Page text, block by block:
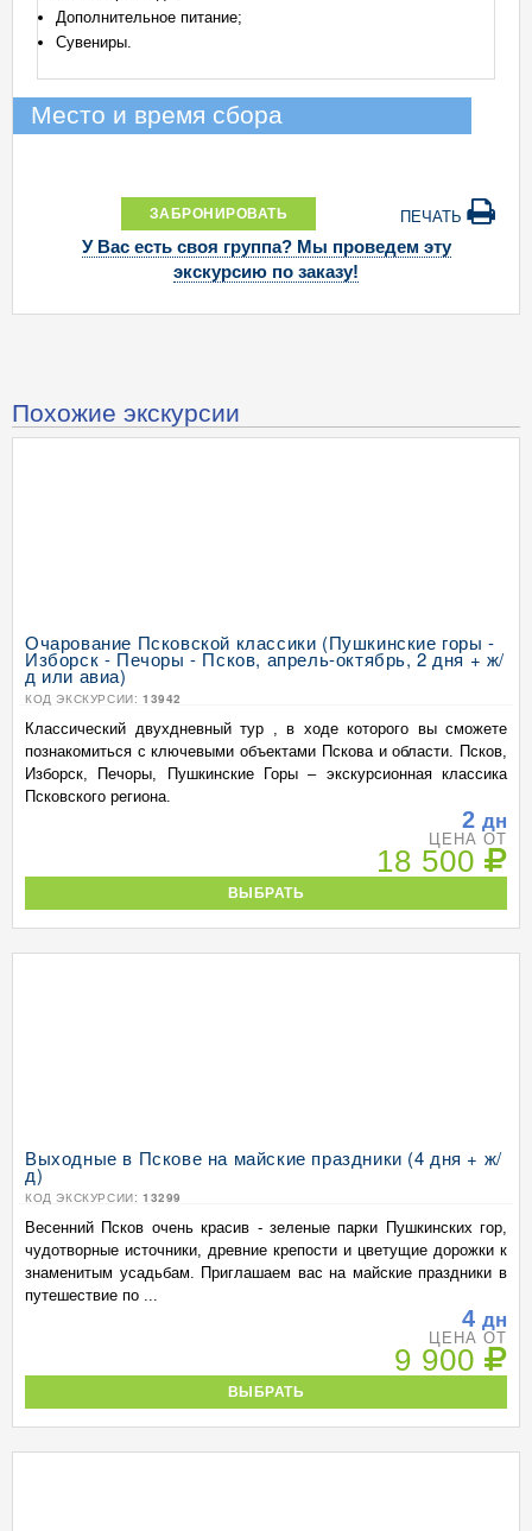
Дополнительное питание;
Сувениры.
Место и время сбора
ЗАБРОНИРОВАТЬ ПЕЧАТЬ
У Вас есть своя группа? Мы проведем эту
экскурсию по заказу!
Похожие экскурсии
Очарование Псковской классики (Пушкинские горы -
Изборск - Печоры - Псков, апрель-октябрь, 2 дня + ж/
д или авиа)
КОД ЭКСКУРСИИ: 13942
Классический двухдневный тур , в ходе которого вы сможете
познакомиться с ключевыми объектами Пскова и области. Псков,
Изборск, Печоры, Пушкинские Горы – экскурсионная классика
Псковского региона.
2 дн
ЦЕНА ОТ
18 500
ВЫБРАТЬ
Выходные в Пскове на майские праздники (4 дня + ж/
д)
КОД ЭКСКУРСИИ: 13299
Весенний Псков очень красив - зеленые парки Пушкинских гор,
чудотворные источники, древние крепости и цветущие дорожки к
знаменитым усадьбам. Приглашаем вас на майские праздники в
путешествие по ...
4 дн
ЦЕНА ОТ
9 900
ВЫБРАТЬ